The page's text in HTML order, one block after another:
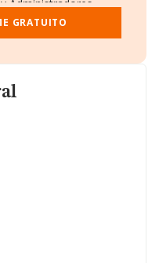
Administradores.
en otras empresas.
complementaria.
GRATUITO